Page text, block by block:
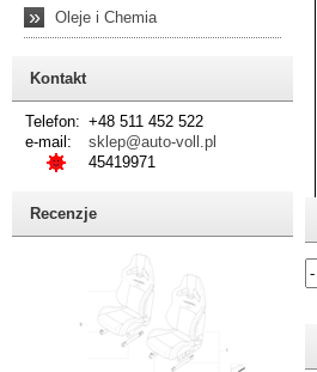
» Oleje i Chemia
Kontakt
Telefon: +48 511 452 522
e-mail:
sklep@auto-voll.pl
45419971
Recenzje